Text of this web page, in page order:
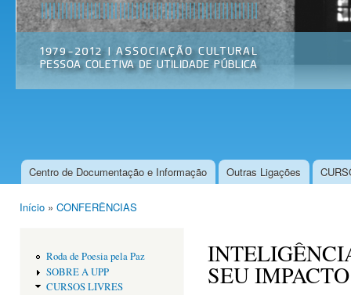
Menu principal
Centro de Documentação e Informação Outras Ligações
Início » CONFERÊNCIAS
Roda de Poesia pela Paz
SOBRE A UPP
CURSOS LIVRES
SEU